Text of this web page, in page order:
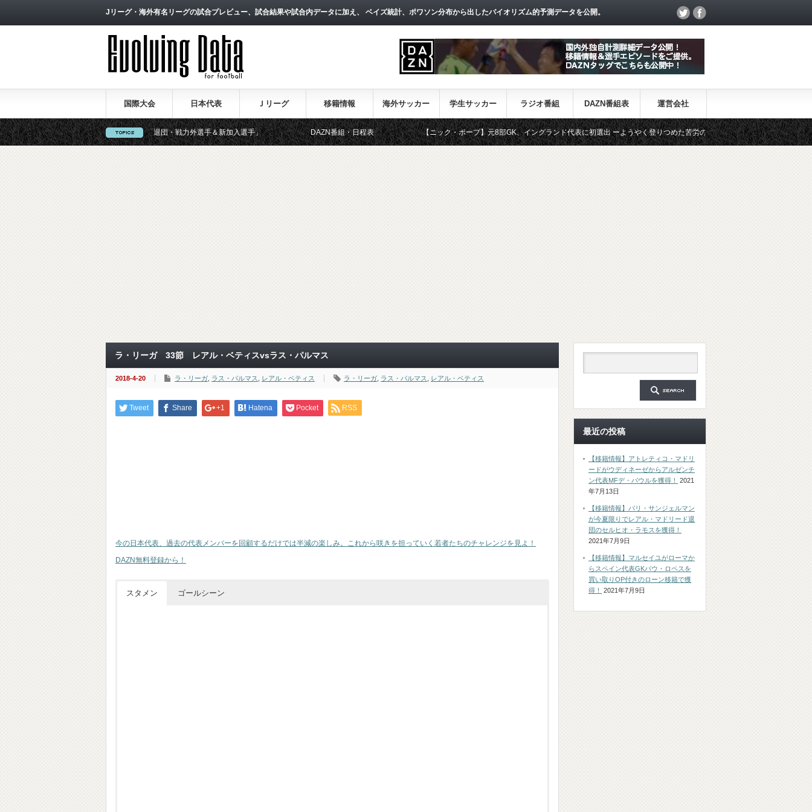
Jリーグ・海外有名リーグの試合プレビュー、試合結果や試合内データに加え、 ベイズ統計、ポワソン分布から出したバイオリズム的予測データを公開。
国際大会 日本代表 Ｊリーグ 移籍情報 海外サッカー 学生サッカー ラジオ番組 DAZN番組表 運営会社
【一覧】J1・J2・J3リーグ「退団・戦力外選手＆新加入選手」 DAZN番組・日程表 【ニック・ポープ】元8部GK、イングランド代表に初選出 ーようやく登りつめた苦労の道程とはー 【プレミアリ
ラ・リーガ 33節 レアル・ベティスvsラス・パルマス
2018-4-20 ラ・リーガ ラス・パルマス レアル・ベティス ラ・リーガ ラス・パルマス レアル・ベティス
Tweet Share +1 Hatena Pocket RSS
今の日本代表、過去の代表メンバーを回顧するだけでは半減の楽しみ。これから咲きを担っていく若者たちのチャレンジを見よ！
DAZN無料登録から！
スタメン ゴールシーン
最近の投稿
【移籍情報】アトレティコ・マドリ
ードがウディネーゼからアルゼンチ
ン代表MFデ・パウルを獲得！
2021
年7月13日
【移籍情報】パリ・サンジェルマン
が今夏限りでレアル・マドリード退
団のセルヒオ・ラモスを獲得！
2021年7月9日
【移籍情報】マルセイユがローマか
らスペイン代表GKパウ・ロペスを
買い取りOP付きのローン移籍で獲
得！
2021年7月9日